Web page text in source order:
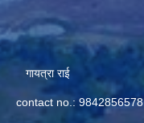
गायत्रा राई
contact no.: 9842856578